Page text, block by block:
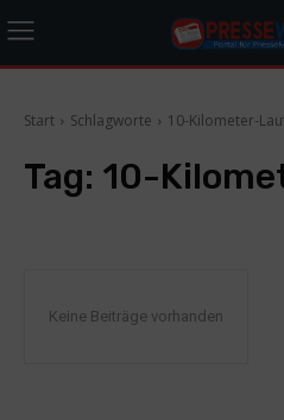
Start Schlagworte 10-Kilometer-
Tag: 10-
Keine Beiträge vorhanden